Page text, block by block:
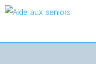
Skip